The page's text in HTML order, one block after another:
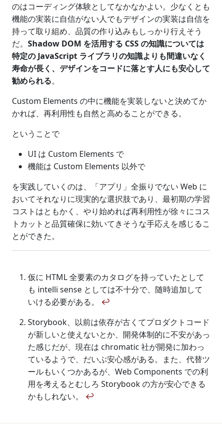
のはコーディング体験としてなかなかよい。少なくとも
機能の実装に自信がない人でもデザインの実装は自信を
持って取り組め、品質の作り込みもしっかり行えそう
だ。 Shadow DOM を活用する CSS の知識については
特定の JavaScript ライブラリの知識よりも間違いなく
寿命が長く、デザインをコードに落とす人にも安心して
勧められる。
Custom Elements の中に機能を実装しないと決めてか
かれば、再利用性も自然と高めることができる。
ということで
UI は Custom Elements で
機能は Custom Elements 以外で
を実践していくのは、「アプリ」全振りでない Web に
おいてそれなりに現実的な選択肢であり、最初期の学習
コストはともかく、やり始めれば再利用性が徐々にコス
トカットと品質確保に効いてきそうな手応えを感じるこ
とができた。
仮に HTML 全要素のカタログを持っていたとして
も intelli sense としては不十分で、随時追加して
いける必要がある。 ↩
Storybook、以前は依存が古くてプロダクトコード
が新しいと使えないとか、開発体制的に不安があっ
た感じだが、現在は chromatic 社が開発に加わっ
ているようで、だいぶ安心感がある。また、代替ツ
ールもいくつかあるが、Web Components での利
用を考えるとむしろ Storybook の方が安心できる
かもしれない。 ↩